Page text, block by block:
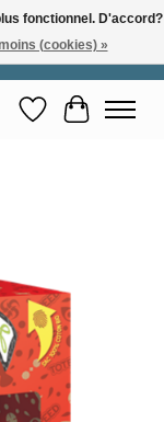
du 11 août. Frais de
Liste de souhaits
Panier
fonctionnel. D'accord?
(cookies) »